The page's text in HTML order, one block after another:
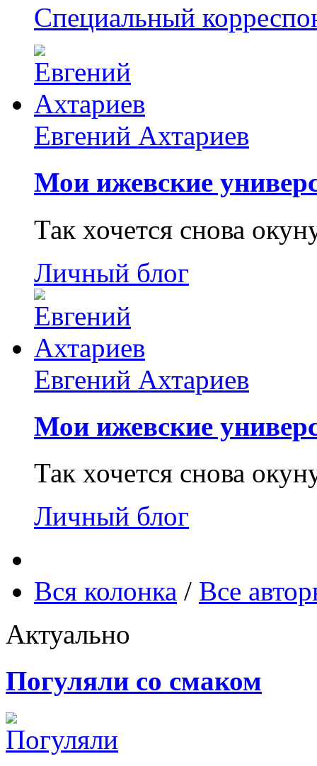
Специальный
Евгений Ахтариев
Мои ижевские
Так хочется снова
Личный блог
Евгений Ахтариев
Мои ижевские
Так хочется снова
Личный блог
Вся колонка / Все
Актуально
Погуляли со смаком